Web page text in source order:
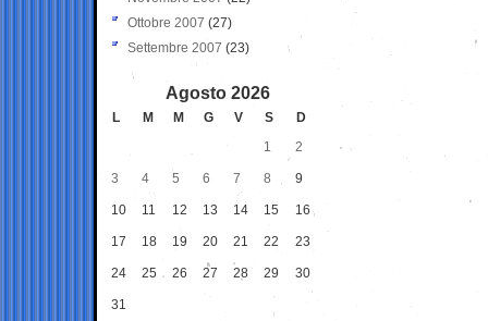
Ottobre 2007 (27)
Settembre 2007 (23)
Agosto 2026
L M M G V S
D
1
2
3 4 5 6 7 8 9
10 11 12 13 14 15 16
17 18 19 20 21 22 23
24 25 26 27 28 29 30
31